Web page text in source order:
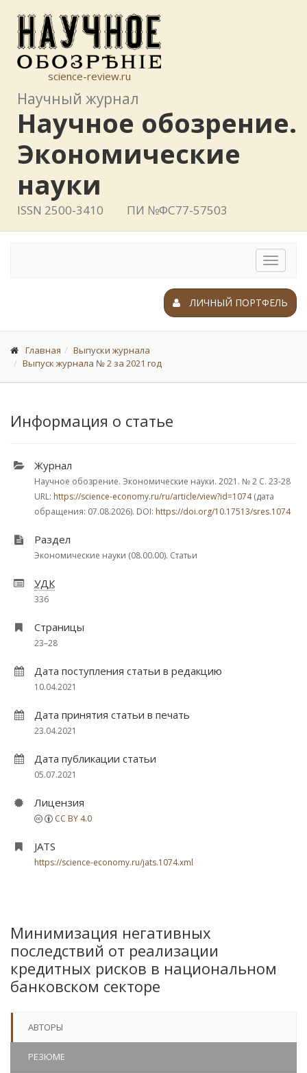
science-review.ru
Научный журнал
Научное обозрение.
Экономические
науки
ISSN 2500-3410 ПИ №ФС77-57503
Toggle
ЛИЧНЫЙ ПОРТФЕЛЬ
Главная
Выпуски журнала
Выпуск журнала № 2 за 2021 год
Информация о статье
Журнал
Научное обозрение. Экономические науки. 2021. № 2 С. 23-28
URL: https://science-economy.ru/ru/article/view?id=1074(дата
обращения: 07.08.2026). DOI: https://doi.org/10.17513/sres.1074
Раздел
Экономические науки (08.00.00). Статьи
УДК
336
Страницы
23–28
Дата поступления статьи в редакцию
10.04.2021
Дата принятия статьи в печать
23.04.2021
Дата публикации статьи
05.07.2021
Лицензия
CC BY 4.0
JATS
https://science-economy.ru/jats.1074.xml
Минимизация негативных
последствий от реализации
кредитных рисков в национальном
банковском секторе
АВТОРЫ
РЕЗЮМЕ